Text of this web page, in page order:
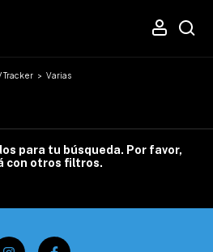
Tracker > Varias
para tu búsqueda. Por favor,
con otros filtros.